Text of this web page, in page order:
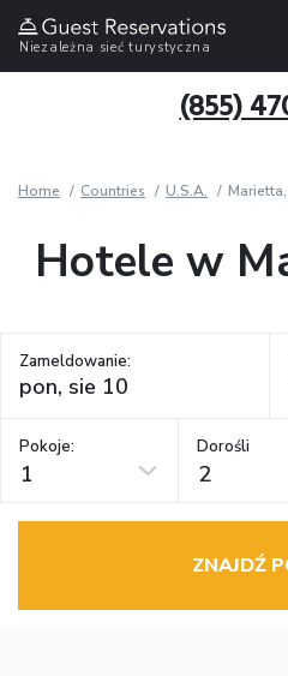
Niezależna sieć turystyczna
(855)
Home Countries U.S.A.
Hotele w
Zameldowanie:
Pokoje:
1
Dorośli
2
ZNAJDŹ